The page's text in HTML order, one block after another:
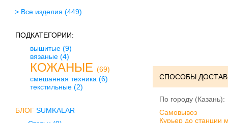
> Все изделия (449)
ПОДКАТЕГОРИИ:
вышитые (9)
вязаные (4)
КОЖАНЫЕ (69)
смешанная техника (6)
текстильные (2)
БЛОГ SUMKALAR
СПОСОБЫ
По городу (Казань):
Cамовывоз
Курьер до станции